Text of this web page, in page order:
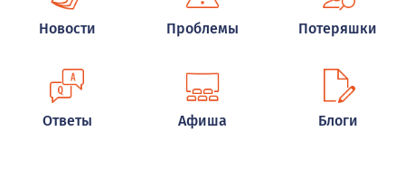
Новости Проблемы Потеряшки
Ответы Афиша Блоги